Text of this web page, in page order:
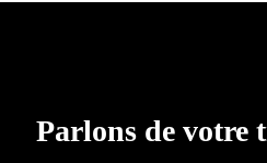
Parlons de votre